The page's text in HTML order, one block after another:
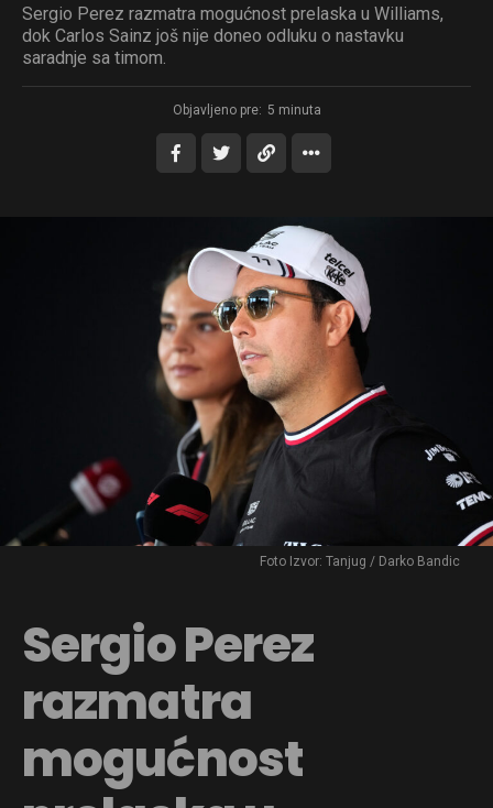
Sergio Perez razmatra mogućnost prelaska u Williams,
dok Carlos Sainz još nije doneo odluku o nastavku
saradnje sa timom.
Objavljeno pre: 5 minuta
Foto Izvor: Tanjug / Darko Bandic
Sergio Perez
razmatra
mogućnost